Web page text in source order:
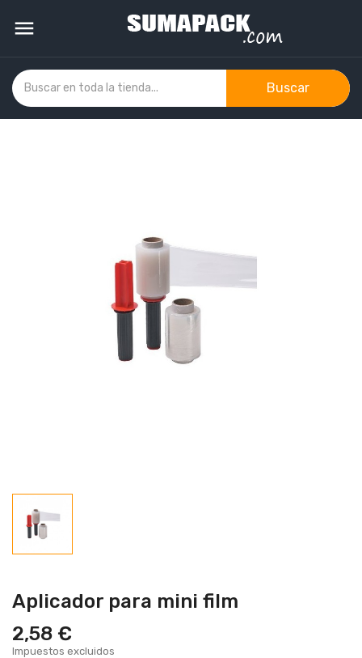

Buscar
Aplicador para mini film
2,58 €
Impuestos excluidos